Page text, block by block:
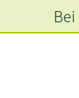
Bei